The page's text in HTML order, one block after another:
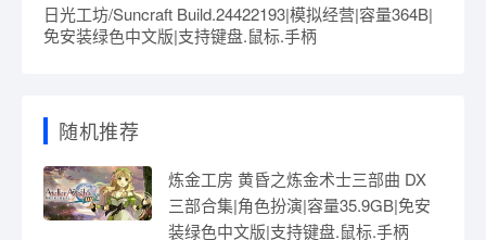
日光工坊/Suncraft Build.24422193|模拟经营|容量364B|
免安装绿色中文版|支持键盘.鼠标.手柄
随机推荐
炼金工房 黄昏之炼金术士三部曲 DX
三部合集|角色扮演|容量35.9GB|免安
装绿色中文版|支持键盘.鼠标.手柄